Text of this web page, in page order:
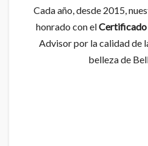
Cada año, desde 2015,
honrado con elCertificado
Advisor por la calidad de
belleza de